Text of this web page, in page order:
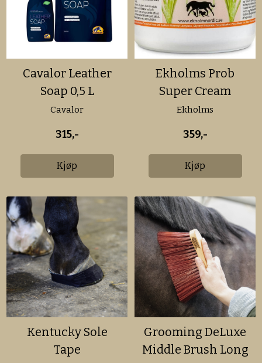
Cavalor Leather
Soap 0,5 L
Cavalor
315,-
Kjøp
Ekholms Prob
Super Cream
Ekholms
359,-
Kjøp
Kentucky Sole
Tape
Grooming DeLuxe
Middle Brush Long